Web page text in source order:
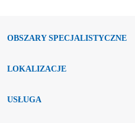
OBSZARY SPECJALISTYCZNE
LOKALIZACJE
USŁUGA